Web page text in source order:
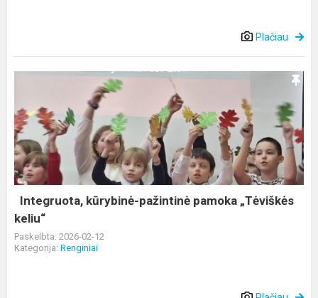
Plačiau
kūrybinė-
pažintinė
pamoka
„Tėviškės
keliu“
Integruota, kūrybinė-pažintinė pamoka „Tėviškės
keliu“
Paskelbta: 2026-02-12
Kategorija: Renginiai